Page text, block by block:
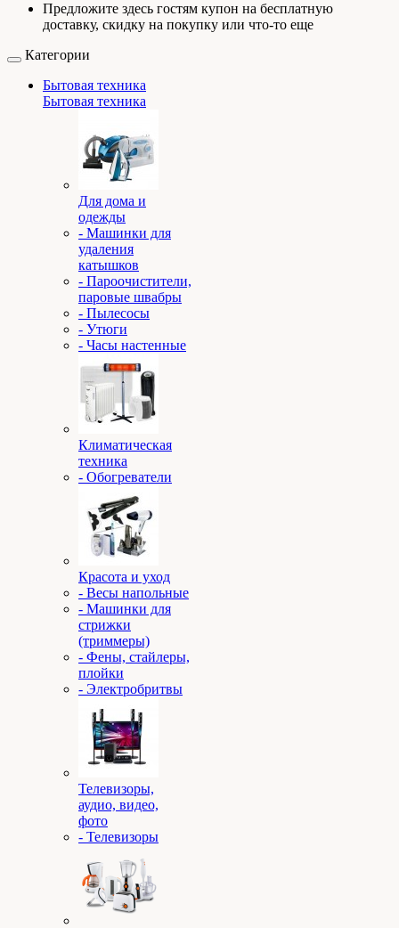
Предложите здесь гостям купон на бесплатную
доставку, скидку на покупку или что-то еще
Категории
Бытовая техника
Бытовая техника
Для дома и
одежды
- Машинки для
удаления
катышков
- Пароочистители,
паровые швабры
- Пылесосы
- Утюги
- Часы настенные
Климатическая
техника
- Обогреватели
Красота и уход
- Весы напольные
- Машинки для
стрижки
(триммеры)
- Фены, стайлеры,
плойки
- Электробритвы
Телевизоры,
аудио, видео,
фото
- Телевизоры